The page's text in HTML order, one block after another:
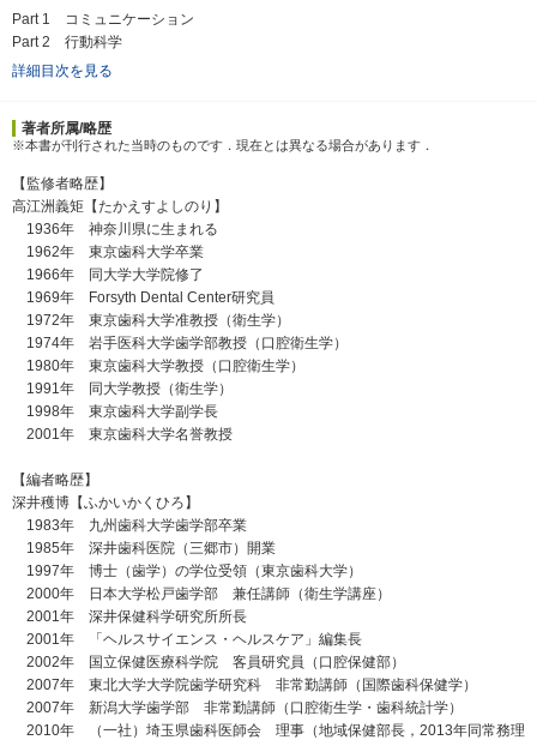
Part 1 コミュニケーション
Part 2 行動科学
詳細目次を見る
著者所属/略歴
※本書が刊行された当時のものです．現在とは異なる場合があります．
【監修者略歴】
高江洲義矩【たかえすよしのり】
1936年 神奈川県に生まれる
1962年 東京歯科大学卒業
1966年 同大学大学院修了
1969年 Forsyth Dental Center研究員
1972年 東京歯科大学准教授（衛生学）
1974年 岩手医科大学歯学部教授（口腔衛生学）
1980年 東京歯科大学教授（口腔衛生学）
1991年 同大学教授（衛生学）
1998年 東京歯科大学副学長
2001年 東京歯科大学名誉教授
【編者略歴】
深井穫博【ふかいかくひろ】
1983年 九州歯科大学歯学部卒業
1985年 深井歯科医院（三郷市）開業
1997年 博士（歯学）の学位受領（東京歯科大学）
2000年 日本大学松戸歯学部 兼任講師（衛生学講座）
2001年 深井保健科学研究所所長
2001年 「ヘルスサイエンス・ヘルスケア」編集長
2002年 国立保健医療科学院 客員研究員（口腔保健部）
2007年 東北大学大学院歯学研究科 非常勤講師（国際歯科保健学）
2007年 新潟大学歯学部 非常勤講師（口腔衛生学・歯科統計学）
2010年 （一社）埼玉県歯科医師会 理事（地域保健部長，2013年同常務理